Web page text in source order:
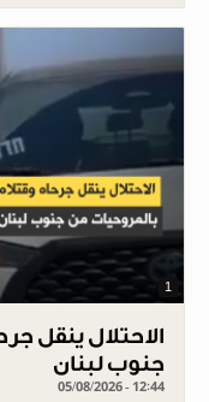
1
الاحتلال ينقل
جنوب لبنان
05/08/2026 - 12:44